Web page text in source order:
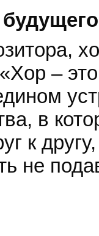
–
в
к
не